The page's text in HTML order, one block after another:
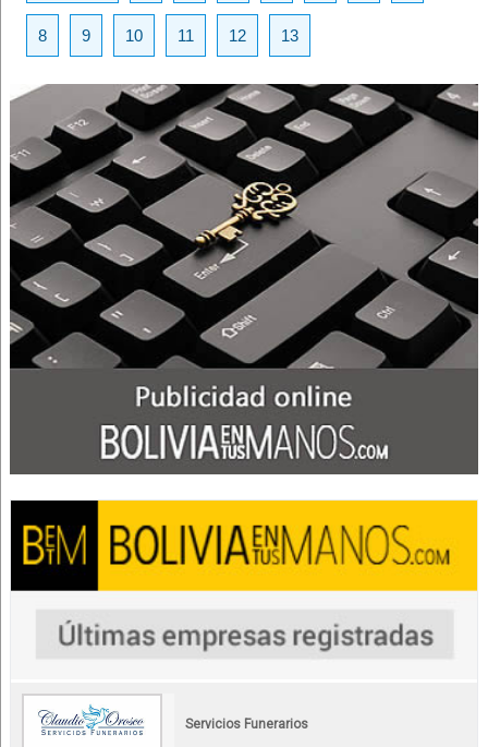
8 9 10 11 12 13
Servicios Funerarios